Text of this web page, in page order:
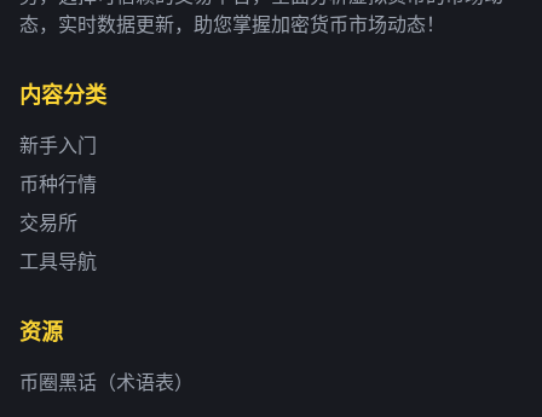
态，实时数据更新，助您掌握加密货币市场动态！
内容分类
新手入门
币种行情
交易所
工具导航
资源
币圈黑话（术语表）